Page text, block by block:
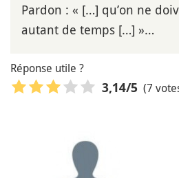
Pardon : « […] qu’on ne
autant de temps […] »…
Réponse utile ?
3,14/5 (7